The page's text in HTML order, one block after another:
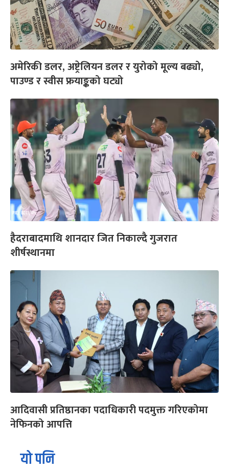
अमेरिकी डलर, अष्ट्रेलियन डलर र युरोको मूल्य बढ्यो,
पाउण्ड र स्वीस फ्रयाङ्कको घट्यो
हैदराबादमाथि शानदार जित निकाल्दै गुजरात
शीर्षस्थानमा
आदिवासी प्रतिष्ठानका पदाधिकारी पदमुक्त गरिएकोमा
नेफिनको आपत्ति
यो पनि